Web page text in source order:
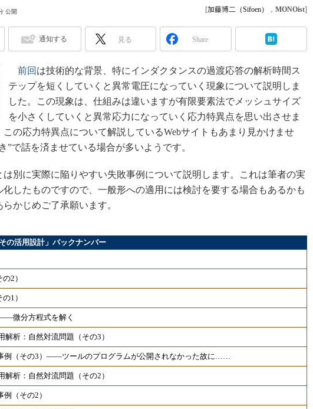
EdgeTech+
AUTOMOTIVE WORLD
産業オープンネット展
Windows Embedded
ISO26262
無償設計ツール
3Dプリンタ
デジタルツインとCAE
S＆OP
製造業ビッグデータ
メイドインジャパン
海外生産
グローバル設計・開発
制御セキュリティ
公開 [加藤博二（Sifoen） ， MONOist]
通知する 見る Share
前回 は技術的な背景、特にインダクタンスの過渡応答の解析時間ス
テップを短くしていくと異常電圧になっていく現象について説明しま
した。この現象は、仕組みは違いますが有限要素法でメッシュサイズ
を小さくしていくと異常応力になっていく応力特異点を思い出させま
の応力特異点について解説しているWebサイトもあまり見かけませ
”で話を済ませている場合が多いようです。
別に実際に陥りやすい失敗事例について説明します。これは筆者の実
化したものですので、一般形への適用には検討を要する場合もあるかも
かじめご了承願います。
の活用設計」バックナンバー
2）
1）
微分方程式を解く
解析：自然対流問題（その3）
例（その3）――ツールのプログラムが公開されなかった故に……
解析：自然対流問題（その2）
（その2）